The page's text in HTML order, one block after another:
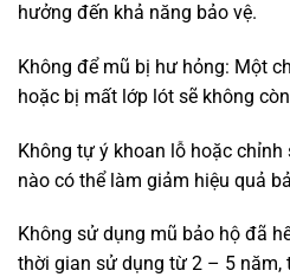
hưởng đến khả năng bảo vệ.
Không để mũ bị hư hỏng: Một
hoặc bị mất lớp lót sẽ không
Không tự ý khoan lỗ hoặc
nào có thể làm giảm hiệu quả
Không sử dụng mũ bảo hộ đã
thời gian sử dụng từ 2 – 5 năm,